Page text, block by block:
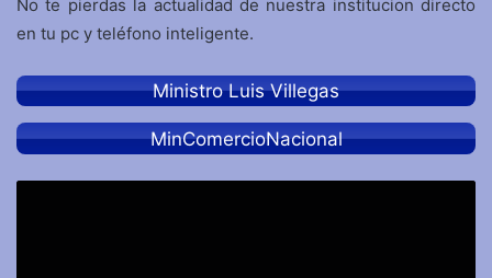
No te pierdas la actualidad de nuestra institucion directo
en tu pc y teléfono inteligente.
Ministro Luis Villegas
MinComercioNacional